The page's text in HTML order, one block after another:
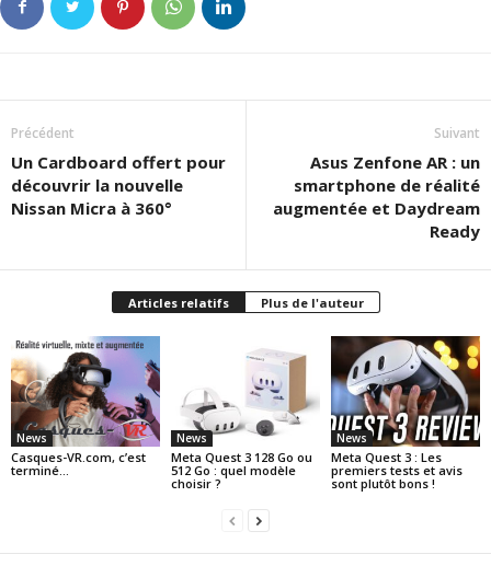
Précédent
Un Cardboard offert pour
découvrir la nouvelle
Nissan Micra à 360°
Suivant
Asus Zenfone AR : un
smartphone de réalité
augmentée et Daydream
Ready
Articles relatifs Plus de l'auteur
News
Casques-VR.com, c’est
terminé…
News
Meta Quest 3 128 Go ou
512 Go : quel modèle
choisir ?
News
Meta Quest 3 : Les
premiers tests et avis
sont plutôt bons !